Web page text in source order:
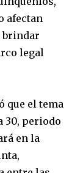
afectan
brindar
legal
que el tema
30, periodo
en la